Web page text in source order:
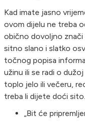
Kad imate jasno
ovom dijelu ne treba
obično dovoljno znači
sitno slano i slatko
točnog popisa
užinu ili se radi o
toplo jelo ili večeru,
treba li dijete doći sito.
„Bit će